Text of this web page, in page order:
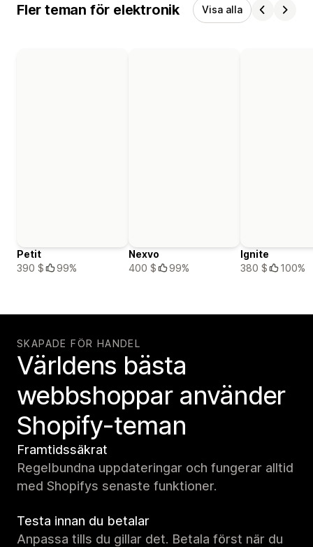
Fler teman för elektronik Visa alla
Petit
390 $
99%
Nexvo
400 $
99%
Ignite
380 $
100%
SKAPADE FÖR HANDEL
Världens bästa
webbshoppar använder
Shopify-teman
Framtidssäkrat
Regelbundna uppdateringar och fungerar alltid
med Shopifys senaste funktioner.
Testa innan du betalar
Anpassa tills du gillar det. Betala först när du